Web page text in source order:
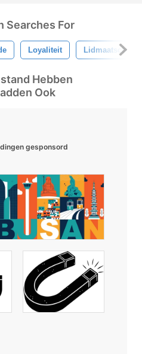
Searches For
Loyaliteit Lidmaatschap
Hebben
Ook
gesponsord